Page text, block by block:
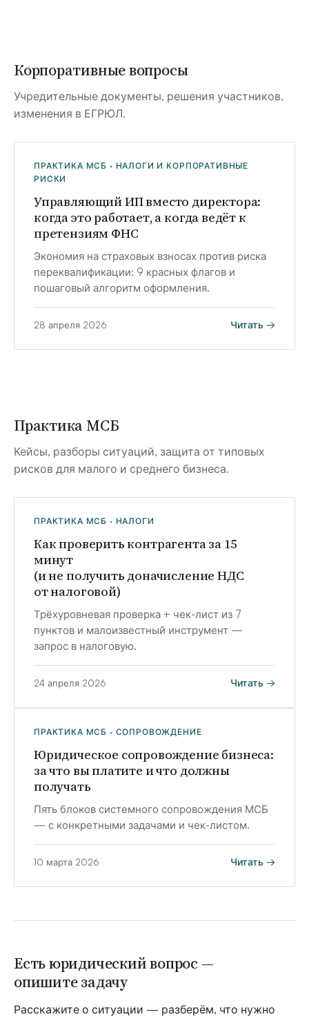
Корпоративные вопросы
Учредительные документы, решения участников,
изменения в ЕГРЮЛ.
ПРАКТИКА МСБ · НАЛОГИ И КОРПОРАТИВНЫЕ
РИСКИ
Управляющий ИП вместо директора:
когда это работает, а когда ведёт к
претензиям ФНС
Экономия на страховых взносах против риска
переквалификации: 9 красных флагов и
пошаговый алгоритм оформления.
28 апреля 2026 Читать →
Практика МСБ
Кейсы, разборы ситуаций, защита от типовых
рисков для малого и среднего бизнеса.
ПРАКТИКА МСБ · НАЛОГИ
Как проверить контрагента за 15
минут
(и не получить доначисление НДС
от налоговой)
Трёхуровневая проверка + чек-лист из 7
пунктов и малоизвестный инструмент —
запрос в налоговую.
24 апреля 2026 Читать →
ПРАКТИКА МСБ · СОПРОВОЖДЕНИЕ
Юридическое сопровождение бизнеса:
за что вы платите и что должны
получать
Пять блоков системного сопровождения МСБ
— с конкретными задачами и чек-листом.
10 марта 2026 Читать →
Есть юридический вопрос —
опишите задачу
Расскажите о ситуации — разберём, что нужно